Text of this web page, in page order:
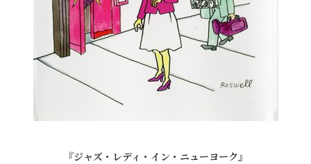
『ジャズ・レディ・イン・ニューヨーク』